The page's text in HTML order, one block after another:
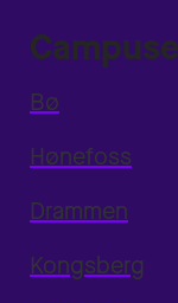
Bø
Hønefoss
Drammen
Kongsberg